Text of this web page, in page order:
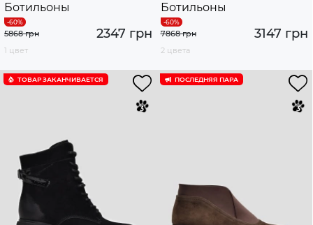
Ботильоны
2347 грн
5868 грн
1 цвет
Ботильоны
3147 грн
7868 грн
2 цвета
ТОВАР ЗАКАНЧИВАЕТСЯ ПОСЛЕДНЯЯ ПАРА